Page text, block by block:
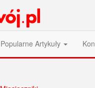
Popularne Artykuły